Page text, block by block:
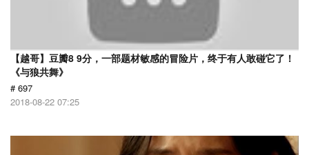
【越哥】豆瓣8 9分，一部题材敏感的冒险片，终于有人敢碰它了！
《与狼共舞》
# 697
2018-08-22 07:25